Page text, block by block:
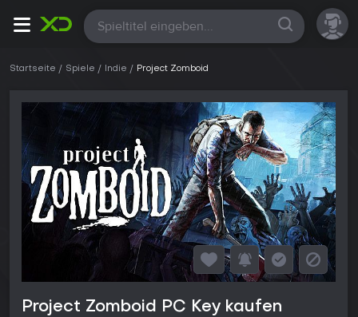
Alle
Startseite Spiele Indie Project Zomboid
Project Zomboid PC Key kaufen